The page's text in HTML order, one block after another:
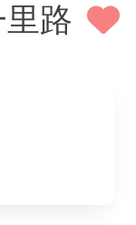
路